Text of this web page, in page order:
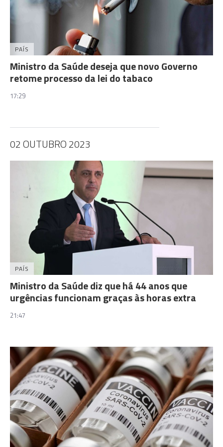
PAÍS
Ministro da Saúde deseja que novo Governo
retome processo da lei do tabaco
17:29
02 OUTUBRO 2023
PAÍS
Ministro da Saúde diz que há 44 anos que
urgências funcionam graças às horas extra
21:47